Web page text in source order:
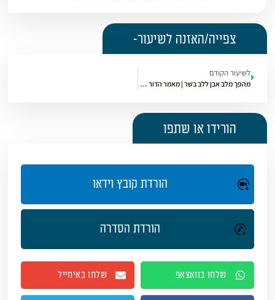
צפייה/האזנה לשיעור-
לשיעור הקודם
מהפך מלב אבן ללב בשר | מאמר הדור [23]
הורידו או שתפו
הורדת קובץ וידאו
הורדת הסדרה
שלחו בוואצאפ שלחו באימייל